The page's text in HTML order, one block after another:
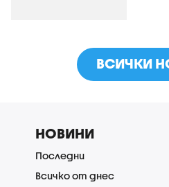
ВСИЧКИ
НОВИНИ
Последни
Всичко от днес